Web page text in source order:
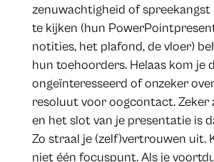
zenuwachtigheid of spreekangst
te kijken (hun
notities, het plafond, de vloer)
hun toehoorders. Helaas kom je
ongeïnteresseerd of onzeker
resoluut voor oogcontact. Zeker
en het slot van je presentatie is
Zo straal je (zelf)vertrouwen uit.
niet één focuspunt. Als je